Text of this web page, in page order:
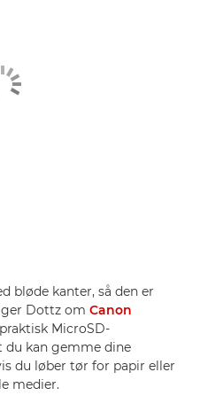
bløde kanter, så den er
Dottz om Canon
MicroSD-
du kan gemme dine
du løber tør for papir eller
medier.